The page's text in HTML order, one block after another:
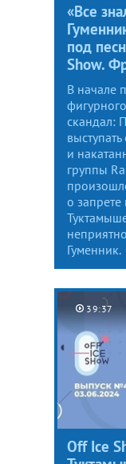
«Все
под
Show.
В начале
скандал:
и
группы
о запрете
Гуменник.
39:37
Off Ice